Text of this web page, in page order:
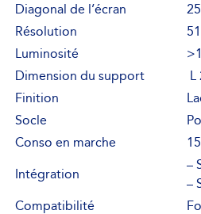
Diagonal de l’écran
Résolution
Luminosité
Dimension du support
L
Finition
Socle
Conso en marche
Intégration
–
–
Compatibilité